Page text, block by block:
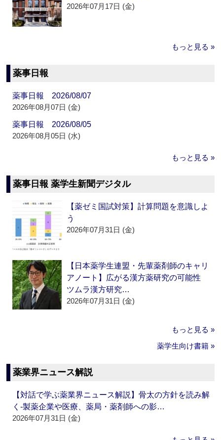
2026年07月17日 (金)
もっと見る »
薬事日報
薬事日報 2026/08/07
2026年08月07日 (金)
薬事日報 2026/08/05
2026年08月05日 (水)
もっと見る »
薬事日報 薬学生新聞デジタル
【薬ゼミ国試対策】計算問題を意識しよ
う
2026年07月31日 (金)
【日本薬学生連盟・先輩薬剤師のキャリ
アノート】広がる漢方薬研究の可能性
ツムラ漢方研究…
2026年07月31日 (金)
もっと見る »
薬学生向け書籍 »
薬業界ニュース解説
【対話で学ぶ薬業界ニュース解説】骨太の方針を読み解
く‐製薬企業や医療、薬局・薬剤師への影…
2026年07月31日 (金)